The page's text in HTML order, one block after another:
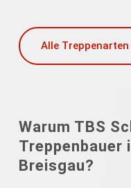
Alle Treppenarten
Warum TBS
Treppenbauer
Breisgau?